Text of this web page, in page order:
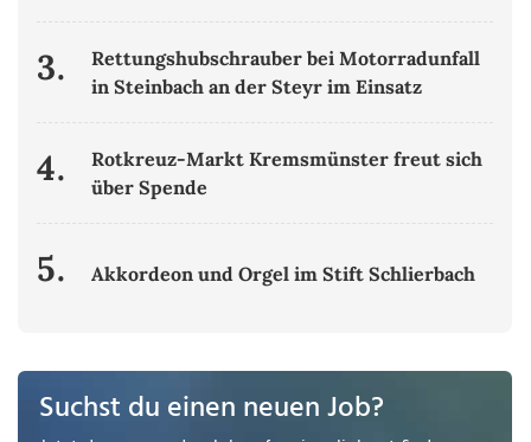
3.
Rettungshubschrauber bei Motorradunfall
in Steinbach an der Steyr im Einsatz
4.
Rotkreuz-Markt Kremsmünster freut sich
über Spende
5. Akkordeon und Orgel im Stift Schlierbach
Suchst du einen neuen Job?